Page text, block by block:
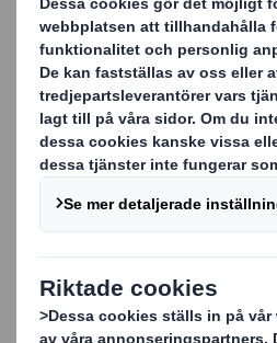
E-post
Telefonnummer
Land